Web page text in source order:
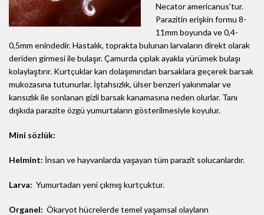
Necator americanus’tur.
Parazitin erişkin formu 8-
11mm boyunda ve 0,4-
0,5mm enindedir. Hastalık, toprakta bulunan larvaların direkt olarak
deriden girmesi ile bulaşır. Çamurda çıplak ayakla yürümek bulaşı
kolaylaştırır. Kurtçuklar kan dolaşımından barsaklara geçerek barsak
mukozasına tutunurlar. İştahsızlık, ülser benzeri yakınmalar ve
kansızlık ile sonlanan gizli barsak kanamasına neden olurlar. Tanı
dışkıda parazite özgü yumurtaların gösterilmesiyle koyulur.
Mini sözlük:
Helmint: İnsan ve hayvanlarda yaşayan tüm parazit solucanlardır.
Larva: Yumurtadan yeni çıkmış kurtçuktur.
Organel: Ökaryot hücrelerde temel yaşamsal olayların